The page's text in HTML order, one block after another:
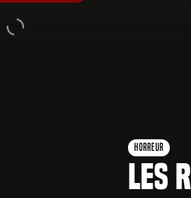
Horreur
Les